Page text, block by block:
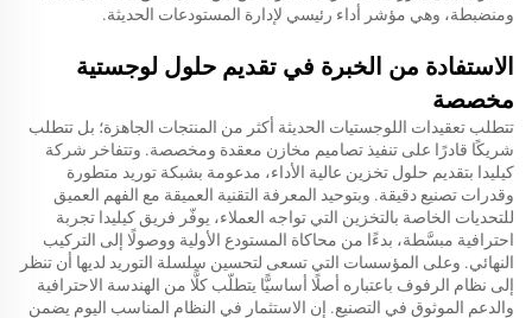
ومنضبطة، وهي مؤشر أداء رئيسي لإدارة المستودعات الحديثة.
الاستفادة من الخبرة في تقديم حلول لوجستية
مخصصة
تتطلب تعقيدات اللوجستيات الحديثة أكثر من المنتجات الجاهزة؛ بل تتطلب
شريكًا قادرًا على تنفيذ تصاميم مخازن معقدة ومخصصة. وتتفاخر شركة
كيليدا بتقديم حلول تخزين عالية الأداء، مدعومة بشبكة توريد متطورة
وقدرات تصنيع دقيقة. وبتوحيد المعرفة التقنية العميقة مع الفهم العميق
للتحديات الخاصة بالتخزين التي تواجه العملاء، يوفّر فريق كيليدا تجربة
احترافية مبسَّطة، بدءًا من محاكاة المستودع الأولية ووصولًا إلى التركيب
النهائي. وعلى المؤسسات التي تسعى لتحسين سلسلة التوريد لديها أن تنظر
إلى نظام الرفوف باعتباره أصلًا أساسيًّا يتطلّب كلًّا من الهندسة الاحترافية
والدعم الموثوق في التصنيع. إن الاستثمار في النظام المناسب اليوم يضمن